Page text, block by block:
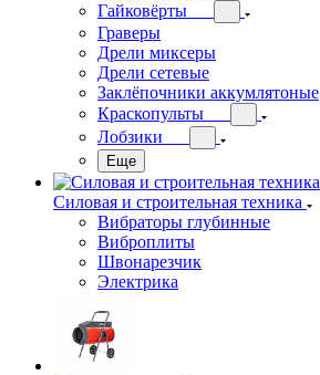
Гайковёрты
Граверы
Дрели миксеры
Дрели сетевые
Заклёпочники аккумлятоные
Краскопульты
Лобзики
Еще
Силовая и строительная техника
Вибраторы глубинные
Виброплиты
Швонарезчик
Электрика